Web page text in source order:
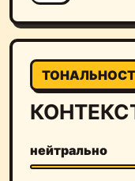
нейтрально